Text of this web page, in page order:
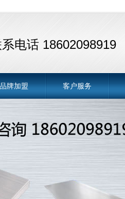
牌加盟 客户服务
电话 18602098919